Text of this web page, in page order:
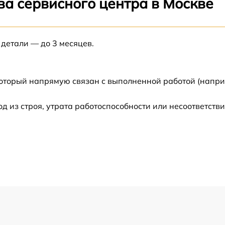
от 60 мин
— до 3 месяцев.
напрямую связан с выполненной работой
строя, утрата работоспособности или